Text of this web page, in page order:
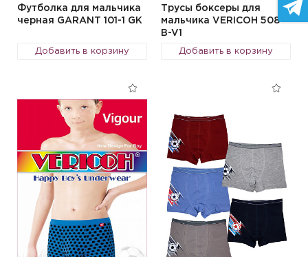
Футболка для мальчика
черная GARANT 101-1 GK
Добавить в корзину
Трусы боксеры для
мальчика VERICOH 508
B-V1
Добавить в корзину